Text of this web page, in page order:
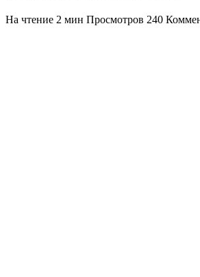
На чтение 2 мин Просмотров 240